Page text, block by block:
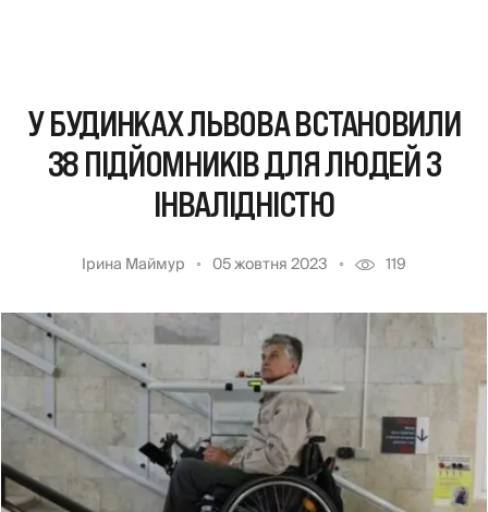
У БУДИНКАХ ЛЬВОВА ВСТАНОВИЛИ
38 ПІДЙОМНИКІВ ДЛЯ ЛЮДЕЙ З
ІНВАЛІДНІСТЮ
Ірина Маймур 05 жовтня 2023 119